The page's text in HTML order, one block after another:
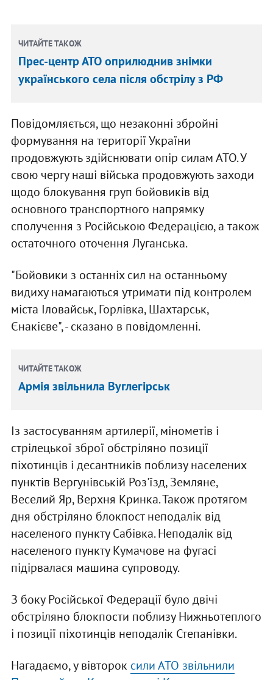
ЧИТАЙТЕ ТАКОЖ
Прес-центр АТО оприлюднив знімки
українського села після обстрілу з РФ
Повідомляється, що незаконні збройні
формування на території України
продовжують здійснювати опір силам АТО. У
свою чергу наші війська продовжують заходи
щодо блокування груп бойовиків від
основного транспортного напрямку
сполучення з Російською Федерацією, а також
остаточного оточення Луганська.
"Бойовики з останніх сил на останньому
видиху намагаються утримати під контролем
міста Іловайськ, Горлівка, Шахтарськ,
Єнакієве", - сказано в повідомленні.
ЧИТАЙТЕ ТАКОЖ
Армія звільнила Вуглегірськ
Із застосуванням артилерії, мінометів і
стрілецької зброї обстріляно позиції
піхотинців і десантників поблизу населених
пунктів Вергунівській Роз'їзд, Земляне,
Веселий Яр, Верхня Кринка. Також протягом
дня обстріляно блокпост неподалік від
населеного пункту Сабівка. Неподалік від
населеного пункту Кумачове на фугасі
підірвалася машина супроводу.
З боку Російської Федерації було двічі
обстріляно блокпости поблизу Нижньотеплого
і позиції піхотинців неподалік Степанівки.
Нагадаємо, у вівторок сили АТО звільнили